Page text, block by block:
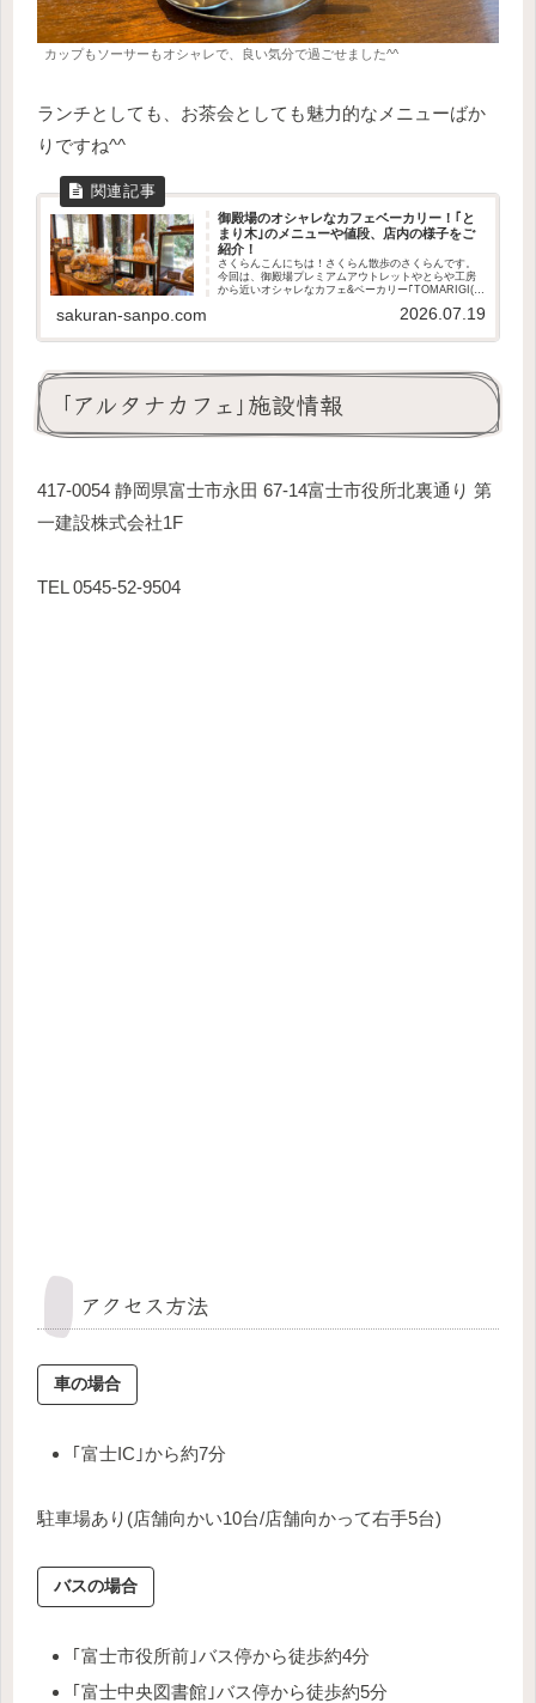
カップもソーサーもオシャレで、良い気分で過ごせました^^
ランチとしても、お茶会としても魅力的なメニューばか
りですね^^
御殿場のオシャレなカフェベーカリー！｢と
まり木｣のメニューや値段、店内の様子をご
紹介！
さくらんこんにちは！さくらん散歩のさくらんです。
今回は、御殿場プレミアムアウトレットやとらや工房
から近いオシャレなカフェ&ベーカリー｢TOMARIGI(と
フェ・ベーカリーのメニューや値段店内...
sakuran-sanpo.com 2026.07.19
｢アルタナカフェ｣施設情報
417-0054 静岡県富士市永田 67-14富士市役所北裏通り 第
一建設株式会社1F
TEL 0545-52-9504
アクセス方法
車の場合
｢富士IC｣から約7分
駐車場あり(店舗向かい10台/店舗向かって右手5台)
バスの場合
｢富士市役所前｣バス停から徒歩約4分
｢富士中央図書館｣バス停から徒歩約5分